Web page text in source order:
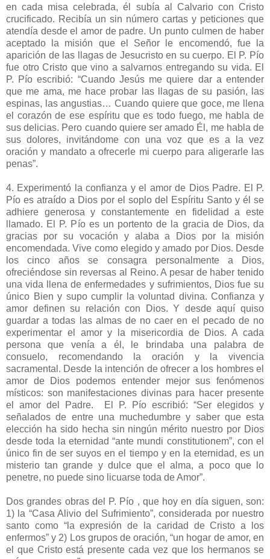
en cada misa celebrada, él subía al Calvario con Cristo
crucificado. Recibía un sin número cartas y peticiones que
atendía desde el amor de padre. Un punto culmen de haber
aceptado la misión que el Señor le encomendó, fue la
aparición de las llagas de Jesucristo en su cuerpo. El P. Pío
fue otro Cristo que vino a salvarnos entregando su vida. El
P. Pío escribió: “Cuando Jesús me quiere dar a entender
que me ama, me hace probar las llagas de su pasión, las
espinas, las angustias… Cuando quiere que goce, me llena
el corazón de ese espíritu que es todo fuego, me habla de
sus delicias. Pero cuando quiere ser amado Él, me habla de
sus dolores, invitándome con una voz que es a la vez
oración y mandato a ofrecerle mi cuerpo para aligerarle las
penas”.
4. Experimentó la confianza y el amor de Dios Padre. El P.
Pío es atraído a Dios por el soplo del Espíritu Santo y él se
adhiere generosa y constantemente en fidelidad a este
llamado. El P. Pío es un portento de la gracia de Dios, da
gracias por su vocación y alaba a Dios por la misión
encomendada. Vive como elegido y amado por Dios. Desde
los cinco años se consagra personalmente a Dios,
ofreciéndose sin reversas al Reino. A pesar de haber tenido
una vida llena de enfermedades y sufrimientos, Dios fue su
único Bien y supo cumplir la voluntad divina. Confianza y
amor definen su relación con Dios. Y desde aquí quiso
guardar a todas las almas de no caer en el pecado de no
experimentar el amor y la misericordia de Dios. A cada
persona que venía a él, le brindaba una palabra de
consuelo, recomendando la oración y la vivencia
sacramental. Desde la intención de ofrecer a los hombres el
amor de Dios podemos entender mejor sus fenómenos
místicos: son manifestaciones divinas para hacer presente
el amor del Padre. El P. Pío escribió: “Ser elegidos y
señalados de entre una muchedumbre y saber que esta
elección ha sido hecha sin ningún mérito nuestro por Dios
desde toda la eternidad “ante mundi constitutionem”, con el
único fin de ser suyos en el tiempo y en la eternidad, es un
misterio tan grande y dulce que el alma, a poco que lo
penetre, no puede sino licuarse toda de Amor”.
Dos grandes obras del P. Pío , que hoy en día siguen, son:
1) la “Casa Alivio del Sufrimiento”, considerada por nuestro
santo como “la expresión de la caridad de Cristo a los
enfermos” y 2) Los grupos de oración, “un hogar de amor, en
el que Cristo está presente cada vez que los hermanos se